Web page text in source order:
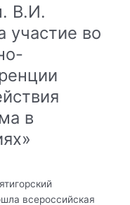
В.И.
участие во
в
всероссийская